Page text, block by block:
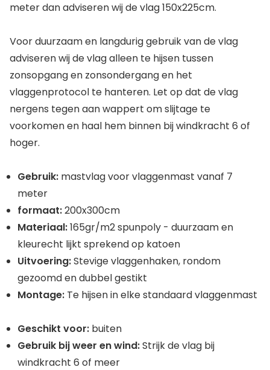
meter dan adviseren wij de vlag 150x225cm.
Voor duurzaam en langdurig gebruik van de vlag
adviseren wij de vlag alleen te hijsen tussen
zonsopgang en zonsondergang en het
vlaggenprotocol te hanteren. Let op dat de vlag
nergens tegen aan wappert om slijtage te
voorkomen en haal hem binnen bij windkracht 6 of
hoger.
Gebruik: mastvlag voor vlaggenmast vanaf 7
meter
formaat:200x300cm
Materiaal:165gr/m2 spunpoly - duurzaam en
kleurecht lijkt sprekend op katoen
Uitvoering:Stevige vlaggenhaken, rondom
gezoomd en dubbel gestikt
Montage: Te hijsen in elke standaard vlaggenmast
Geschikt voor: buiten
Gebruik bij weer en wind:Strijk de vlag bij
windkracht 6 of meer